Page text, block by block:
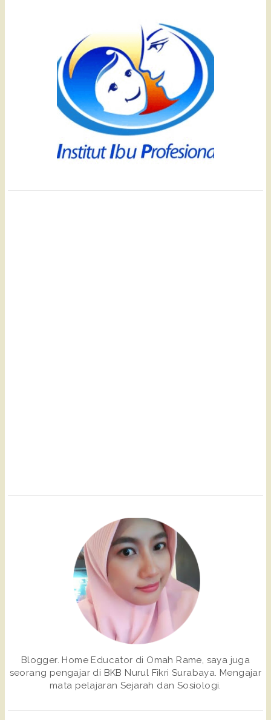
Blogger. Home Educator di Omah Rame, saya juga
seorang pengajar di BKB Nurul Fikri Surabaya. Mengajar
mata pelajaran Sejarah dan Sosiologi.